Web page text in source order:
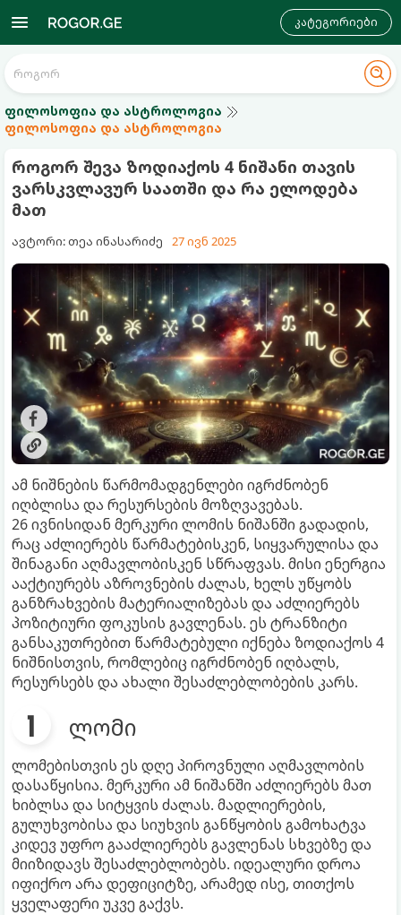
კატეგორიები
ფილოსოფია და ასტროლოგია
ფილოსოფია და ასტროლოგია
როგორ შევა ზოდიაქოს 4 ნიშანი თავის
ვარსკვლავურ საათში და რა ელოდება
მათ
ავტორი: თეა ინასარიძე 27 ივნ 2025
ამ ნიშნების წარმომადგენლები იგრძნობენ
იღბლისა და რესურსების მოზღვავებას.
26 ივნისიდან მერკური ლომის ნიშანში გადადის,
რაც აძლიერებს წარმატებისკენ, სიყვარულისა და
შინაგანი აღმავლობისკენ სწრაფვას. მისი ენერგია
ააქტიურებს აზროვნების ძალას, ხელს უწყობს
განზრახვების მატერიალიზებას და აძლიერებს
პოზიტიური ფოკუსის გავლენას. ეს ტრანზიტი
განსაკუთრებით წარმატებული იქნება ზოდიაქოს 4
ნიშნისთვის, რომლებიც იგრძნობენ იღბალს,
რესურსებს და ახალი შესაძლებლობების კარს.
ლომი
ლომებისთვის ეს დღე პიროვნული აღმავლობის
დასაწყისია. მერკური ამ ნიშანში აძლიერებს მათ
ხიბლსა და სიტყვის ძალას. მადლიერების,
გულუხვობისა და სიუხვის განწყობის გამოხატვა
კიდევ უფრო გააძლიერებს გავლენას სხვებზე და
მიიზიდავს შესაძლებლობებს. იდეალური დროა
იფიქრო არა დეფიციტზე, არამედ ისე, თითქოს
ყველაფერი უკვე გაქვს.